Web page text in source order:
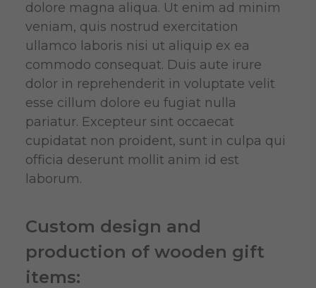
dolore magna aliqua. Ut enim ad minim
veniam, quis nostrud exercitation
ullamco laboris nisi ut aliquip ex ea
commodo consequat. Duis aute irure
dolor in reprehenderit in voluptate velit
esse cillum dolore eu fugiat nulla
pariatur. Excepteur sint occaecat
cupidatat non proident, sunt in culpa qui
officia deserunt mollit anim id est
laborum.
Custom design and
production of wooden gift
items: